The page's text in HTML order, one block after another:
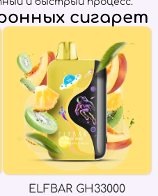
сигарет
ELFBAR GH33000